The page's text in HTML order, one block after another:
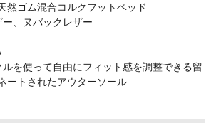
然ゴム混合コルクフットベッド
ー、ヌバックレザー
ルを使って自由にフィット感を調整できる留
ートされたアウターソール